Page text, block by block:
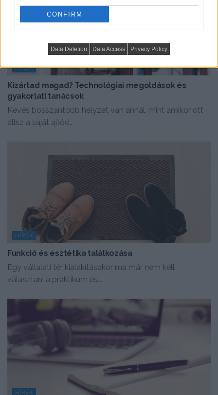
CONFIRM
Data Deletion Data Access Privacy Policy
HÍREK
Kizártad magad? Technológiai megoldások és
gyakorlati tanácsok
Kevés bosszantóbb helyzet van annál, mint amikor ott
állsz a saját ajtód...
HÍREK
Funkció és esztétika találkozása
Egy vállalati tér kialakításakor ma már nem kell
választani a praktikum és...
HÍREK